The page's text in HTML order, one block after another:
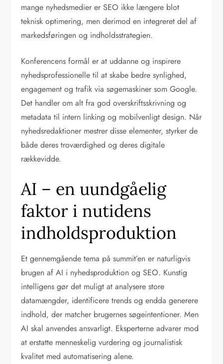
mange nyhedsmedier er SEO ikke længere blot
teknisk optimering, men derimod en integreret del af
markedsføringen og indholdsstrategien.
Konferencens formål er at uddanne og inspirere
nyhedsprofessionelle til at skabe bedre synlighed,
engagement og trafik via søgemaskiner som Google.
Det handler om alt fra god overskriftsskrivning og
metadata til intern linking og mobilvenligt design. Når
nyhedsredaktioner mestrer disse elementer, styrker de
både deres troværdighed og deres digitale
rækkevidde.
AI – en uundgåelig
faktor i nutidens
indholdsproduktion
Et gennemgående tema på summit’en er naturligvis
brugen af AI i nyhedsproduktion og SEO. Kunstig
intelligens gør det muligt at analysere store
datamængder, identificere trends og endda generere
indhold, der matcher brugernes søgeintentioner. Men
AI skal anvendes ansvarligt. Eksperterne advarer mod
at erstatte menneskelig vurdering og journalistisk
kvalitet med automatisering alene.